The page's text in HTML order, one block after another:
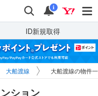
検索 通知
i
ID新規取得
大船渡線 大船渡線の物件
ション